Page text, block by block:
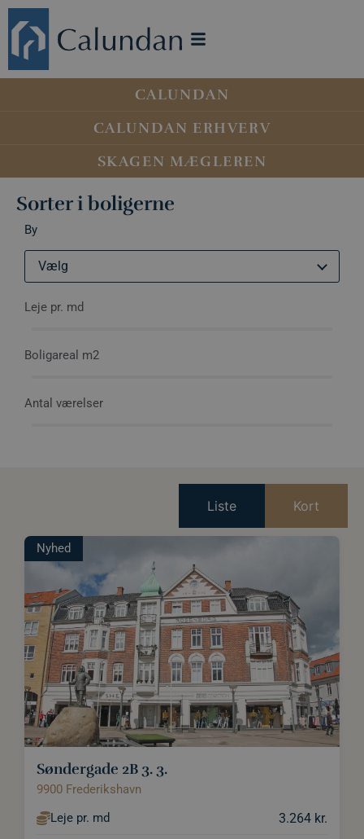
CALUNDAN
CALUNDAN ERHVERV
SKAGEN MÆGLEREN
Sorter i boligerne
By
Vælg
Leje pr. md
Boligareal m2
Antal værelser
Liste Kort
Nyhed
Søndergade 2B 3. 3.
9900 Frederikshavn
Leje pr. md
3.264 kr.